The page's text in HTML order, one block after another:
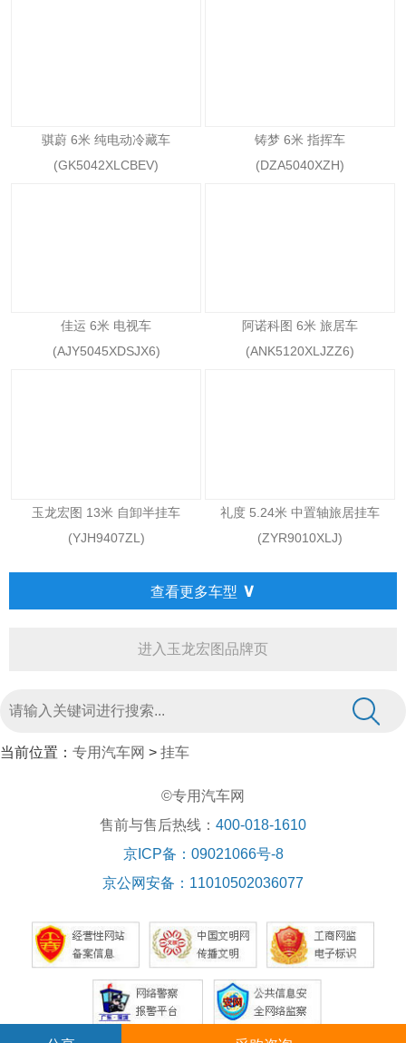
骐蔚 6米 纯电动冷藏车
(GK5042XLCBEV)
铸梦 6米 指挥车
(DZA5040XZH)
佳运 6米 电视车
(AJY5045XDSJX6)
阿诺科图 6米 旅居车
(ANK5120XLJZZ6)
玉龙宏图 13米 自卸半挂车
(YJH9407ZL)
礼度 5.24米 中置轴旅居挂车
(ZYR9010XLJ)
查看更多车型 ∨
进入玉龙宏图品牌页
当前位置： 专用汽车网 > 挂车
©专用汽车网
售前与售后热线： 400-018-1610
京ICP备：09021066号-8
京公网安备：11010502036077